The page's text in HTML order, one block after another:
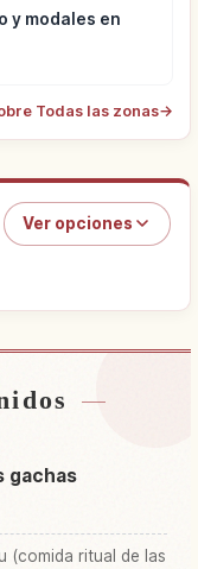
y modales en
Todas las zonas→
Ver opciones
Japón ↗
Japón↗
gachas
(comida ritual de las